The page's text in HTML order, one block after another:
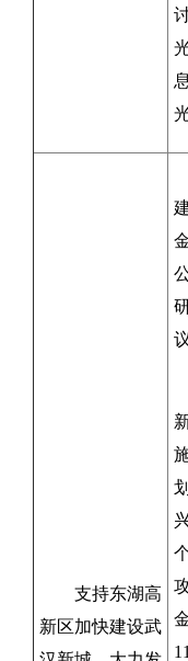
支持东湖高
新区加快建设武